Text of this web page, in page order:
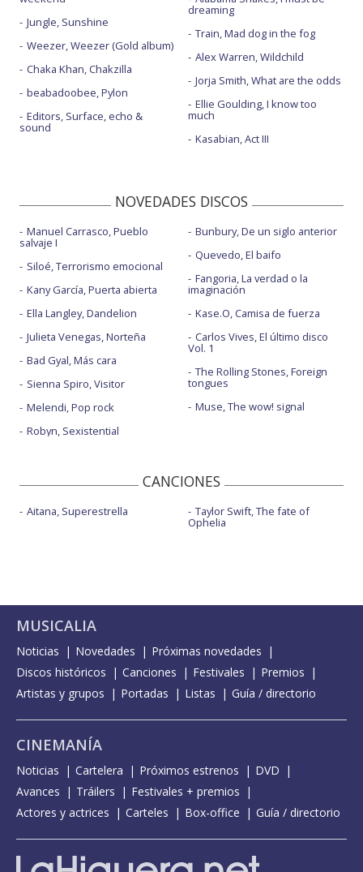
Jungle, Sunshine
Weezer, Weezer (Gold album)
Chaka Khan, Chakzilla
beabadoobee, Pylon
Editors, Surface, echo &
sound
dreaming
Train, Mad dog in the fog
Alex Warren, Wildchild
Jorja Smith, What are the odds
Ellie Goulding, I know too
much
Kasabian, Act III
NOVEDADES DISCOS
Manuel Carrasco, Pueblo
salvaje I
Siloé, Terrorismo emocional
Kany García, Puerta abierta
Ella Langley, Dandelion
Julieta Venegas, Norteña
Bad Gyal, Más cara
Sienna Spiro, Visitor
Melendi, Pop rock
Robyn, Sexistential
Bunbury, De un siglo anterior
Quevedo, El baifo
Fangoria, La verdad o la
imaginación
Kase.O, Camisa de fuerza
Carlos Vives, El último disco
Vol. 1
The Rolling Stones, Foreign
tongues
Muse, The wow! signal
CANCIONES
Aitana, Superestrella Taylor Swift, The fate of
Ophelia
MUSICALIA
Noticias Novedades
Próximas novedades
Discos históricos
Canciones Festivales
Premios
Artistas y grupos
Portadas Listas Guía / directorio
CINEMANÍA
Noticias Cartelera Próximos estrenos
DVD
Avances
Tráilers
Festivales + premios
Actores y actrices
Carteles Box-office Guía / directorio